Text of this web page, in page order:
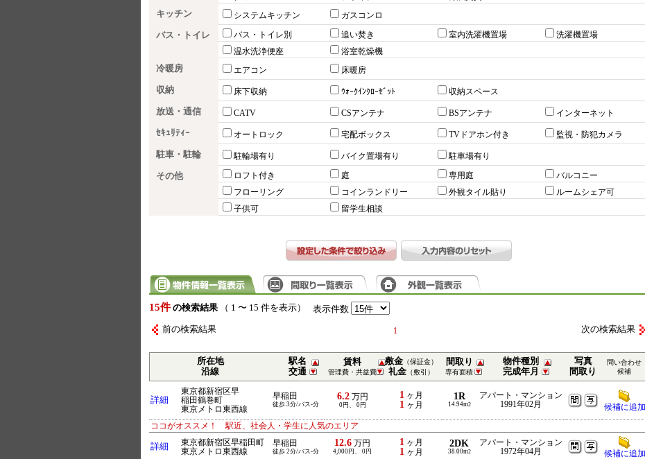
キッチン システムキッチン ガスコンロ
バス・トイレ バス・トイレ別 追い焚き 室内洗濯機置場
洗濯機置場
温水洗浄便座
浴室乾燥機
冷暖房 エアコン 床暖房
収納 床下収納 ｳｫｰｸｲﾝｸﾛｰｾﾞｯﾄ 収納スペース
放送・通信 CATV CSアンテナ BSアンテナ インターネット
ｾｷｭﾘﾃｨｰ オートロック 宅配ボックス TVドアホン付き 監視・防犯カメラ
駐車・駐輪 駐輪場有り バイク置場有り 駐車場有り
その他 ロフト付き 庭 専用庭
バルコニー
フローリング
コインランドリー 外観タイル貼り
ルームシェア可
子供可
留学生相談
15件 の検索結果（ 1 〜 15 件を表示） 表示件数
前の検索結果 1 次の検索結果
所在地
沿線
駅名
交通
賃料
管理費・共益費
敷金（保証金）
礼金（敷引）
間取り
専有面積
物件種別
完成年月
写真
間取り
問い合わせ
候補
詳細
東京都新宿区早
稲田鶴巻町
東京メトロ東西線
早稲田
徒歩 3分/バス-分
6.2万円
0円、 0円
1 ヶ月
1 ヶ月
1R
14.94m2
アパート・マンション
1991年02月
候補に追加
ココがオススメ！ 駅近、社会人・学生に人気のエリア
詳細
東京都新宿区早稲田町
東京メトロ東西線
早稲田
徒歩 2分/バス-分
12.6 万円
4,000円、 0円
1 ヶ月
1 ヶ月
2DK
38.00m2
アパート・マンション
1972年04月
候補に追加